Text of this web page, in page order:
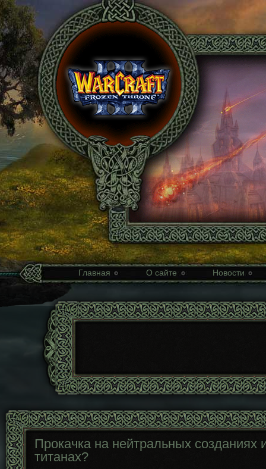
Главная О сайте Новости
Прокачка на нейтральных созданиях
титанах?